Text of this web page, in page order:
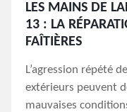
LES MAINS DE
13 : LA
FAÎTIÈRES
L’agression répété
extérieurs peuvent
mauvaises